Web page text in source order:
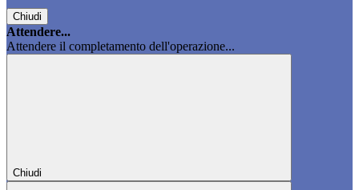
Chiudi
Attendere...
Attendere il completamento dell'operazione...
Chiudi